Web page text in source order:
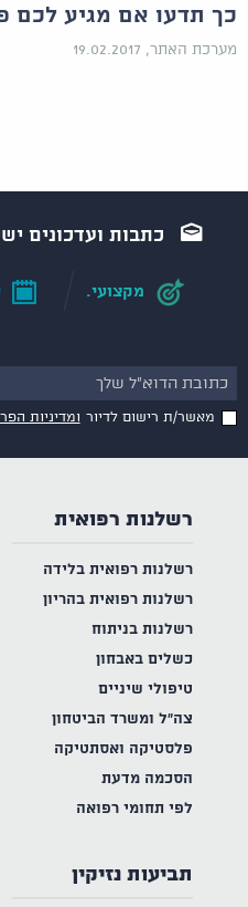
כך תדעו אם מגיע לכם
מערכת האתר, 19.02.2017
כתבות ועדכונים
מקצועי.
מאשר/ת רישום לדיור ומדיניות
רשלנות רפואית
רשלנות רפואית בלידה
רשלנות רפואית בהריון
רשלנות בניתוח
כשלים באבחון
טיפולי שיניים
צה"ל ומשרד הביטחון
פלסטיקה ואסתטיקה
הסכמה מדעת
לפי תחומי רפואה
תביעות נזיקין